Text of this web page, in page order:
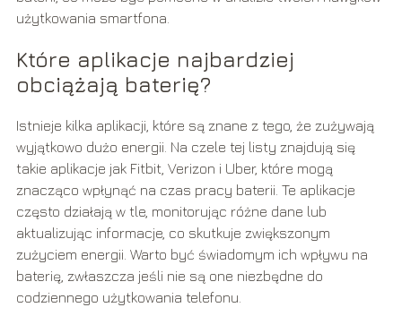
użytkowania smartfona.
Które aplikacje najbardziej
obciążają baterię?
Istnieje kilka aplikacji, które są znane z tego, że zużywają
wyjątkowo dużo energii. Na czele tej listy znajdują się
takie aplikacje jak Fitbit, Verizon i Uber, które mogą
znacząco wpłynąć na czas pracy baterii. Te aplikacje
często działają w tle, monitorując różne dane lub
aktualizując informacje, co skutkuje zwiększonym
zużyciem energii. Warto być świadomym ich wpływu na
baterię, zwłaszcza jeśli nie są one niezbędne do
codziennego użytkowania telefonu.